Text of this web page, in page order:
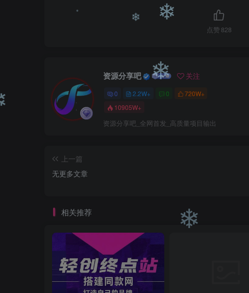
点赞 828
资源分享吧 关注
0 2.2W+ 0
720W+
10905W+
资源分享吧_全网首发_高质量项目输出
上一篇
无更多文章
相关推荐
❄
❄